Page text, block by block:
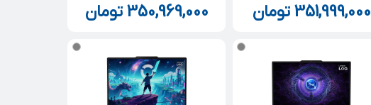
351,999,000 تومان 350,969,000 تومان